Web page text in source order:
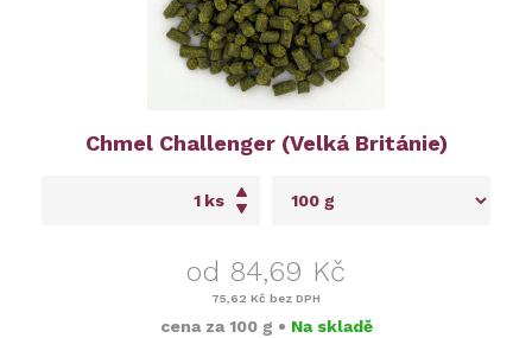
Chmel Challenger (Velká Británie)
ks
od 84,69 Kč
75,62 Kč bez DPH
cena za 100 g • Na skladě